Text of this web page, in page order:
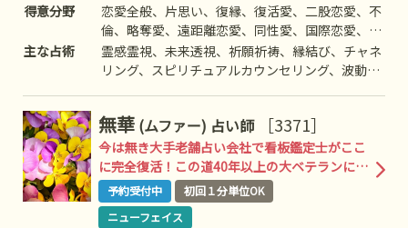
得意分野
恋愛全般、片思い、復縁、復活愛、二股恋愛、不
倫、略奪愛、遠距離恋愛、同性愛、国際恋愛、浮
気、結婚、離婚、夫婦問題、家族/家庭問題、親
子、育児、教育、介護、引っ越し、人間関係、仕
故人、など
主な占術
霊感霊視、未来透視、祈願祈祷、縁結び、チャネ
リング、スピリチュアルカウンセリング、波動修
無華 (ムファー) 占い師 ［3371］
今は無き大手老舗占い会社で看板鑑定士がここ
に完全復活！この道40年以上の大ベテランによ
る極上鑑定が奇跡を起こす
予約受付中
初回１分単位OK
ニューフェイス